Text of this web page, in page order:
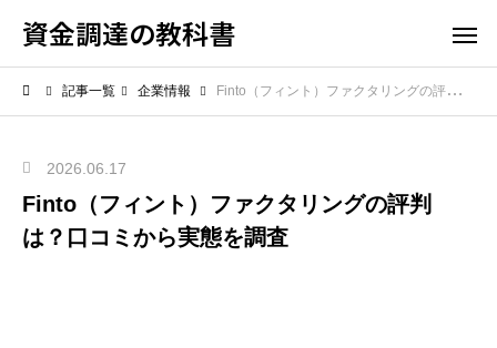
資金調達の教科書
記事一覧 企業情報 Finto（フィント）ファクタリングの評判は？口コミから実態を調査
2026.06.17
Finto（フィント）ファクタリングの評判
は？口コミから実態を調査